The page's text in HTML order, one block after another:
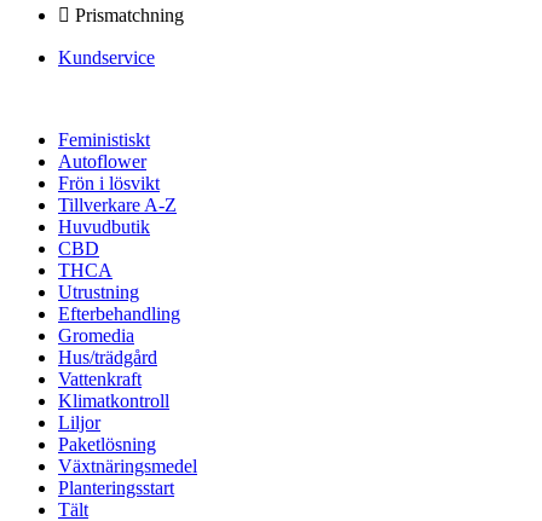
Prismatchning
Kundservice
Feministiskt
Autoflower
Frön i lösvikt
Tillverkare A-Z
Huvudbutik
CBD
THCA
Utrustning
Efterbehandling
Gromedia
Hus/trädgård
Vattenkraft
Klimatkontroll
Liljor
Paketlösning
Växtnäringsmedel
Planteringsstart
Tält